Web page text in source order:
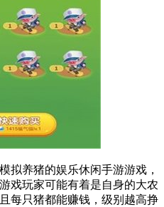
拟养猪的娱乐休闲手游游戏，
戏玩家可能有着是自身的大农
每只猪都能赚钱，级别越高挣